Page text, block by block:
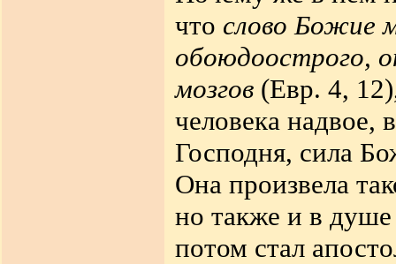
что слово Божие
обоюдоострого,
мозгов (Евр. 4,
человека надвое,
Господня, сила
Она произвела
но также и в
потом стал